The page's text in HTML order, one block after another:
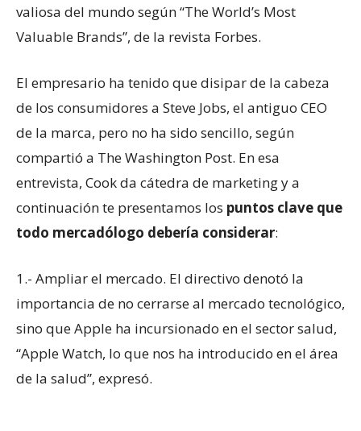
valiosa del mundo según “The World’s Most
Valuable Brands”, de la revista Forbes.
El empresario ha tenido que disipar de la cabeza
de los consumidores a Steve Jobs, el antiguo CEO
de la marca, pero no ha sido sencillo, según
compartió a The Washington Post. En esa
entrevista, Cook da cátedra de marketing y a
continuación te presentamos los puntos clave que
todo mercadólogo debería considerar:
1.- Ampliar el mercado. El directivo denotó la
importancia de no cerrarse al mercado tecnológico,
sino que Apple ha incursionado en el sector salud,
“Apple Watch, lo que nos ha introducido en el área
de la salud”, expresó.